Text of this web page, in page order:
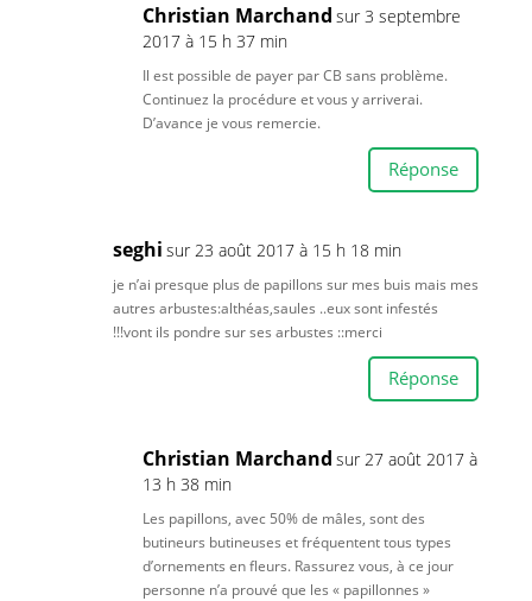
Christian Marchand sur 3 septembre
2017 à 15 h 37 min
Il est possible de payer par CB sans problème.
Continuez la procédure et vous y arriverai.
D’avance je vous remercie.
Réponse
seghi sur 23 août 2017 à 15 h 18 min
je n’ai presque plus de papillons sur mes buis mais mes
autres arbustes:althéas,saules ..eux sont infestés
!!!vont ils pondre sur ses arbustes ::merci
Réponse
Christian Marchand sur 27 août 2017 à
13 h 38 min
Les papillons, avec 50% de mâles, sont des
butineurs butineuses et fréquentent tous types
d’ornements en fleurs. Rassurez vous, à ce jour
personne n’a prouvé que les « papillonnes »